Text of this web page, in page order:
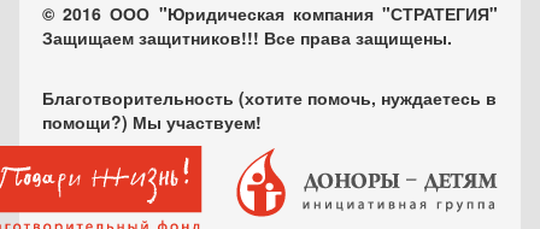
© 2016 ООО "Юридическая компания "СТРАТЕГИЯ"
Защищаем защитников!!! Все права защищены.
Благотворительность (хотите помочь, нуждаетесь в
помощи?) Мы участвуем!